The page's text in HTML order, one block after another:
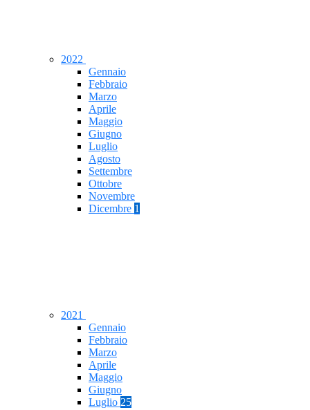
2022
Gennaio
Febbraio
Marzo
Aprile
Maggio
Giugno
Luglio
Agosto
Settembre
Ottobre
Novembre
Dicembre 1
2021
Gennaio
Febbraio
Marzo
Aprile
Maggio
Giugno
Luglio 25